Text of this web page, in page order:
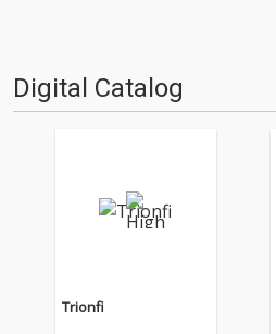
Digital Catalog
Trionfi